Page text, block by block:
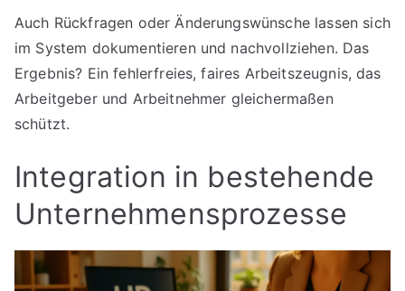
Auch Rückfragen oder Änderungswünsche lassen sich
im System dokumentieren und nachvollziehen. Das
Ergebnis? Ein fehlerfreies, faires Arbeitszeugnis, das
Arbeitgeber und Arbeitnehmer gleichermaßen
schützt.
Integration in bestehende
Unternehmensprozesse